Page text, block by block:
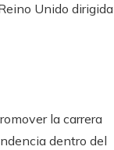
Unido dirigida
la carrera
dentro del